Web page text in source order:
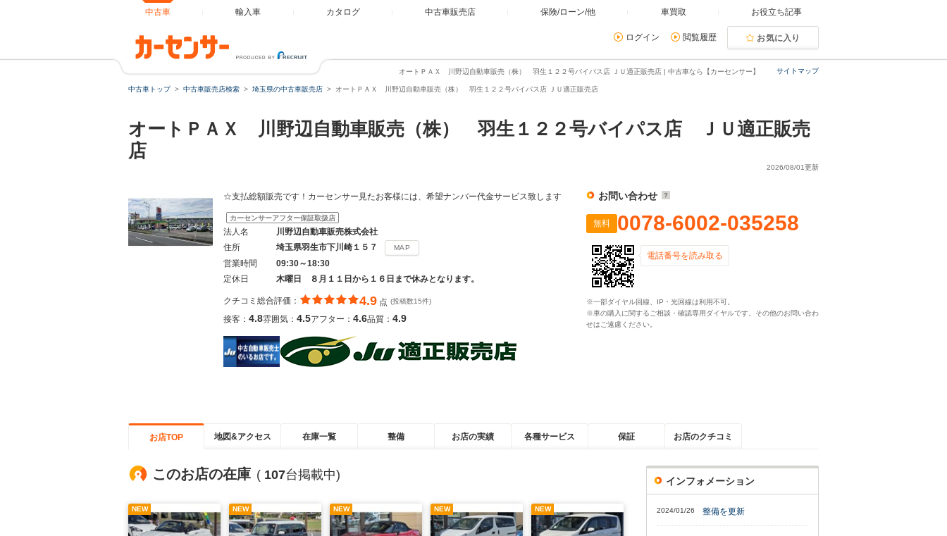
中古車 輸入車 カタログ 中古車販売店 保険/ローン/他 車買取 お役立ち記事
ログイン 閲覧履歴 お気に入り
サイトマップ
オートＰＡＸ 川野辺自動車販売（株） 羽生１２２号バイパス店 ＪＵ適正販売店 | 中古車なら【カーセンサー】
中古車トップ 中古車販売店検索 埼玉県の中古車販売店 オートＰＡＸ 川野辺自動車販売（株） 羽生１２２号バイパス店 ＪＵ適正販売店
オートＰＡＸ 川野辺自動車販売（株） 羽生１２２号バイパス店 ＪＵ適正販売
店
2026/08/01更新
☆支払総額販売です！カーセンサー見たお客様には、希望ナンバー代金サービス致します
カーセンサーアフター保証取扱店
法人名
川野辺自動車販売株式会社
住所
埼玉県羽生市下川崎１５７ MAP
営業時間
09:30～18:30
定休日
木曜日 ８月１１日から１６日まで休みとなります。
クチコミ総合評価： 4.9 点 (投稿数15件)
接客： 4.8雰囲気： 4.5アフター： 4.6品質： 4.9
お問い合わせ
無料 0078-6002-035258
電話番号を読み取る
※一部ダイヤル回線、IP・光回線は利用不可。
※車の購入に関するご相談・確認専用ダイヤルです。その他のお問い合わ
せはご遠慮ください。
お店TOP 地図&アクセス 在庫一覧 整備 お店の実績 各種サービス 保証 お店のクチコミ
このお店の在庫 ( 107台掲載中)
NEW NEW NEW NEW NEW
インフォメーション
2024/01/26 整備を更新